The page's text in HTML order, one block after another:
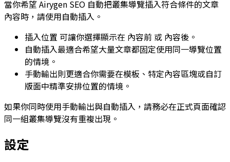
當你希望 Airygen SEO 自動把叢集導覽插入符合條件的文章
內容時，請使用自動插入。
插入位置 可讓你選擇顯示在 內容前 或 內容後 。
自動插入最適合希望大量文章都固定使用同一導覽位置
的情境。
手動輸出則更適合你需要在模板、特定內容區塊或自訂
版面中精準安排位置的情境。
如果你同時使用手動輸出與自動插入，請務必在正式頁面確認
同一組叢集導覽沒有重複出現。
設定